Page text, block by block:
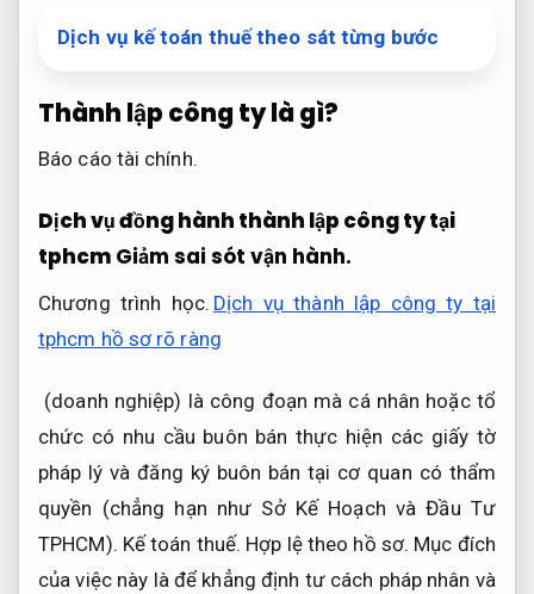
Dịch vụ kế toán thuế theo sát từng bước
Thành lập công ty là gì?
Báo cáo tài chính.
Dịch vụ đồng hành thành lập công ty tại
tphcm Giảm sai sót vận hành.
Chương trình học. Dịch vụ thành lập công ty tại
tphcm hồ sơ rõ ràng
(doanh nghiệp) là công đoạn mà cá nhân hoặc tổ
chức có nhu cầu buôn bán thực hiện các giấy tờ
pháp lý và đăng ký buôn bán tại cơ quan có thẩm
quyền (chẳng hạn như Sở Kế Hoạch và Đầu Tư
TPHCM). Kế toán thuế. Hợp lệ theo hồ sơ. Mục đích
của việc này là để khẳng định tư cách pháp nhân và